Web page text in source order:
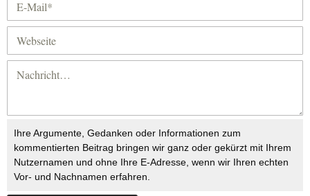
Ihre Argumente, Gedanken oder Informationen zum
kommentierten Beitrag bringen wir ganz oder gekürzt mit Ihrem
Nutzernamen und ohne Ihre E-Adresse, wenn wir Ihren echten
Vor- und Nachnamen erfahren.